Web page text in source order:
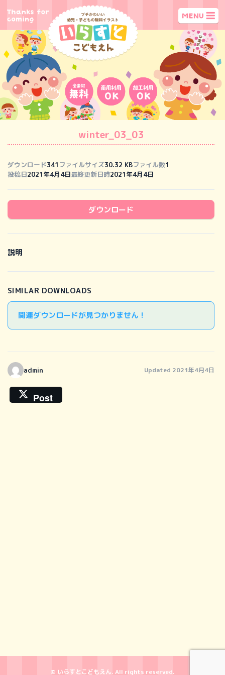
winter_03_03
ダウンロード341 ファイルサイズ30.32 KBファイル数1
投稿日2021年4月4日最終更新日時2021年4月4日
ダウンロード
説明
SIMILAR DOWNLOADS
関連ダウンロードが見つかりません !
admin Updated 2021年4月4日
Post
© いらすとこどもえん. All rights reserved.